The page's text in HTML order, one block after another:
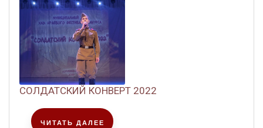
СОЛДАТСКИЙ КОНВЕРТ 2022
ЧИТАТЬ ДАЛЕЕ